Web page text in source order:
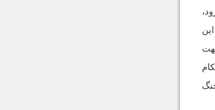
اين
جهت